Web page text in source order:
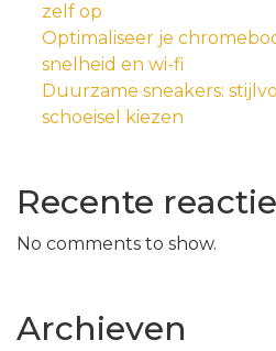
zelf op
Optimaliseer je
snelheid en wi-fi
Duurzame sneakers:
schoeisel kiezen
Recente
No comments to show.
Archieven